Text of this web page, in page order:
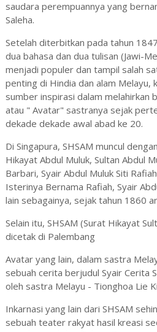
saudara perempuannya yang
Saleha.
Setelah diterbitkan pada tahun
dua bahasa dan dua tulisan (Jawi-
menjadi populer dan tampil salah
penting di Hindia dan alam Melayu,
sumber inspirasi dalam melahirkan
atau " Avatar" sastranya sejak
dekade dekade awal abad ke 20.
Di Singapura, SHSAM muncul
Hikayat Abdul Muluk, Sultan Abdul
Barbari, Syair Abdul Muluk Siti
Isterinya Bernama Rafiah, Syair
lain sebagainya, sejak tahun 1860
Selain itu, SHSAM (Surat Hikayat
dicetak di Palembang
Avatar yang lain, dalam sastra
sebuah cerita berjudul Syair Cerita
oleh sastra Melayu - Tionghoa Lie
Inkarnasi yang lain dari SHSAM
sebuah teater rakyat hasil kreasi